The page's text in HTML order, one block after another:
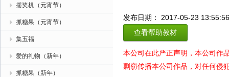
摇奖机（元宵节）
抓糖果（元宵节）
集五福
爱的礼物（新年）
抓糖果（新年）
发布日期： 2017-05-23 13:55:56
查看帮助教材
本公司在此严正声明，本公司作
剽窃传播本公司作品，对任何侵